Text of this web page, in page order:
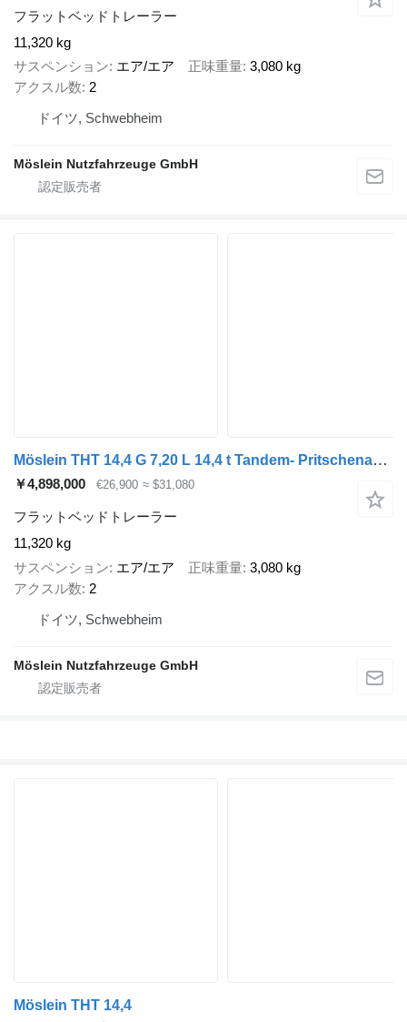
フラットベッドトレーラー
11,320 kg
サスペンション エア/エア 正味重量 3,080 kg
アクスル数 2
ドイツ, Schwebheim
Möslein Nutzfahrzeuge GmbH
Möslein THT 14,4 G 7,20 L 14,4 t Tandem- Pritschenanhänger- Tieflader
￥4,898,000 €26,900 ≈ $31,080
フラットベッドトレーラー
11,320 kg
サスペンション エア/エア 正味重量 3,080 kg
アクスル数 2
ドイツ, Schwebheim
Möslein Nutzfahrzeuge GmbH
Möslein THT 14,4